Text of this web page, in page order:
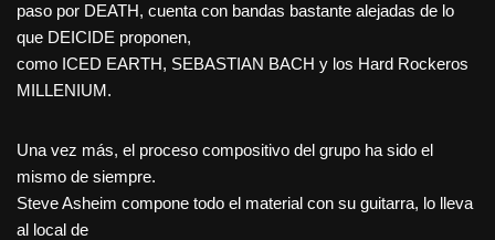
paso por DEATH, cuenta con bandas bastante alejadas de lo
que DEICIDE proponen,
como ICED EARTH, SEBASTIAN BACH y los Hard Rockeros
MILLENIUM.
Una vez más, el proceso compositivo del grupo ha sido el
mismo de siempre.
Steve Asheim compone todo el material con su guitarra, lo lleva
al local de